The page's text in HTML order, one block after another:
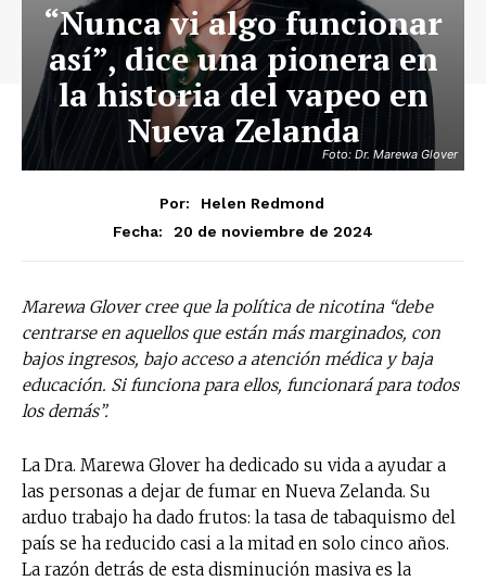
Foto: Dr. Marewa Glover
“Nunca vi algo funcionar
así”, dice una pionera en
la historia del vapeo en
Nueva Zelanda
Por:
Helen Redmond
Fecha:
20 de noviembre de 2024
Marewa Glover cree que la política de nicotina “debe
centrarse en aquellos que están más marginados, con
bajos ingresos, bajo acceso a atención médica y baja
educación. Si funciona para ellos, funcionará para todos
los demás”.
La Dra. Marewa Glover ha dedicado su vida a ayudar a
las personas a dejar de fumar en Nueva Zelanda. Su
arduo trabajo ha dado frutos: la tasa de tabaquismo del
país se ha reducido casi a la mitad en solo cinco años.
La razón detrás de esta disminución masiva es la